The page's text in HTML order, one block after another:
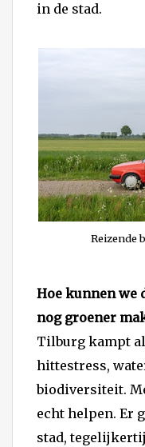
in de stad.
Reizende
Hoe kunnen we
nog groener
Tilburg kampt
hittestress,
biodiversiteit.
echt helpen. Er
stad,